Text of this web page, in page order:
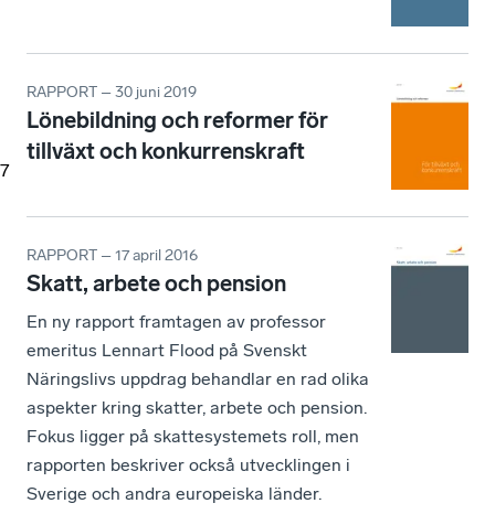
7
RAPPORT – 30 juni 2019
Lönebildning och reformer för
tillväxt och konkurrenskraft
RAPPORT – 17 april 2016
Skatt, arbete och pension
En ny rapport framtagen av professor
emeritus Lennart Flood på Svenskt
Näringslivs uppdrag behandlar en rad olika
aspekter kring skatter, arbete och pension.
Fokus ligger på skattesystemets roll, men
rapporten beskriver också utvecklingen i
Sverige och andra europeiska länder.